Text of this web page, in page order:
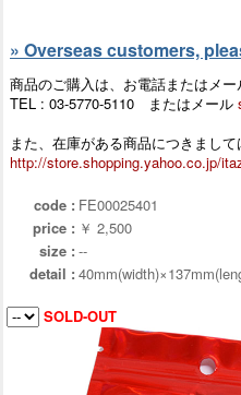
» Overseas customers,
商品のご購入は、お電話またはメ
TEL : 03-5770-5110 またはメール
また、在庫がある商品につきまし
http://store.shopping.yahoo.co.jp/
code : FE00025401
price : ￥ 2,500
size : --
detail :
SOLD-OUT